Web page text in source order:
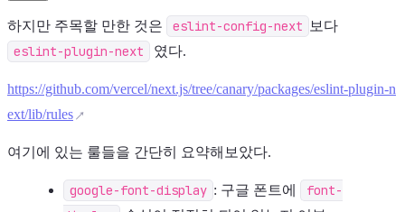
하지만 주목할 만한 것은 eslint-config-next 보다
eslint-plugin-next 였다.
https://github.com/vercel/next.js/tree/canary/packages/eslint-plugin-n
ext/lib/rules
여기에 있는 룰들을 간단히 요약해보았다.
google-font-display : 구글 폰트에
font-